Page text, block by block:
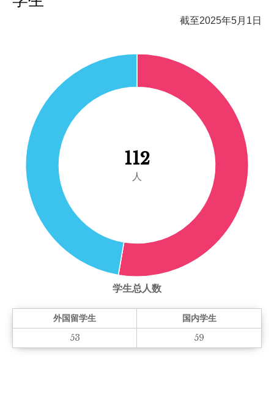
截至2025年5月1日
112
人
学生总人数
外国留学生
国内学生
53
59